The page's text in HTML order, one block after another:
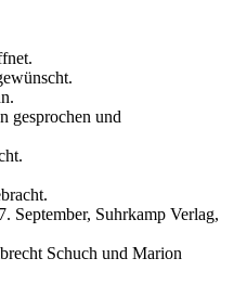
gesprochen und
September, Suhrkamp Verlag,
Schuch und Marion